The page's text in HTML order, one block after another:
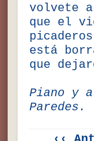
volvete
que el
picaderos
está
que
Piano y
Paredes.